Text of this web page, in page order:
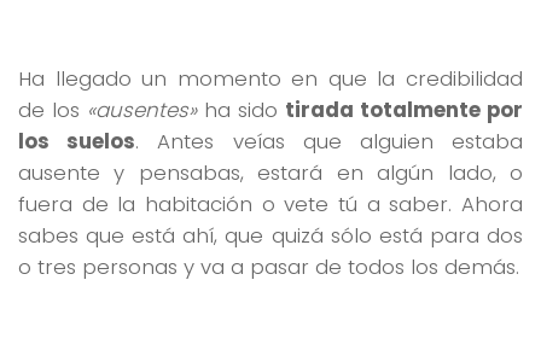
Ha llegado un momento en que la credibilidad
de los «ausentes»ha sido tirada totalmente por
los suelos. Antes veías que alguien estaba
ausente y pensabas, estará en algún lado, o
fuera de la habitación o vete tú a saber. Ahora
sabes que está ahí, que quizá sólo está para dos
o tres personas y va a pasar de todos los demás.